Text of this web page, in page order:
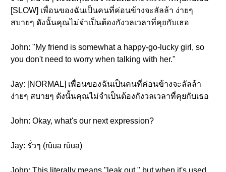
[SLOW] เพื่อนของฉันเป็นคนที่ค่อนข้างจะลัลล้า ง่ายๆ
สบายๆ ดังนั้นคุณไม่จำเป็นต้องกังวลเวลาที่คุยกับเธอ
John: "My friend is somewhat a happy-go-lucky girl, so
you don't need to worry when talking with her."
Jay: [NORMAL] เพื่อนของฉันเป็นคนที่ค่อนข้างจะลัลล้า
ง่ายๆ สบายๆ ดังนั้นคุณไม่จำเป็นต้องกังวลเวลาที่คุยกับเธอ
John: Okay, what's our next expression?
Jay: รั่วๆ (rûua rûua)
John: This literally means "leak out," but when it's used